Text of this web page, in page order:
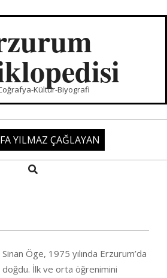
Kültür-Biyografi
YILMAZ ÇAĞLAYAN
Search
Sinan Öge, 1975 yılında Erzurum’da
doğdu. İlk ve orta öğrenimini